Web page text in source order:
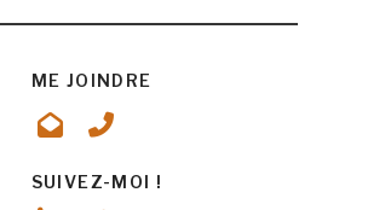
ME JOINDRE
SUIVEZ-MOI !